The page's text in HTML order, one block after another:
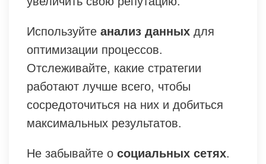
Используйте анализ данных для
оптимизации процессов.
Отслеживайте, какие стратегии
работают лучше всего, чтобы
сосредоточиться на них и добиться
максимальных результатов.
Не забывайте о социальных сетях.